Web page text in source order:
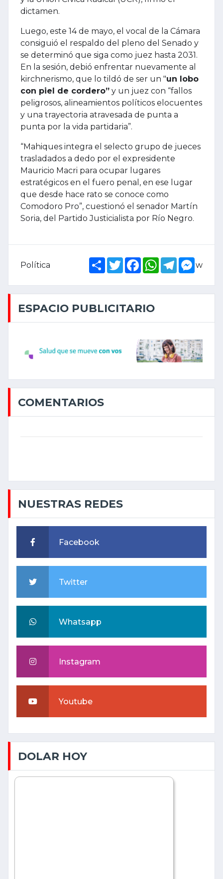
dictamen.
Luego, este 14 de mayo, el vocal de la Cámara
consiguió el respaldo del pleno del Senado y
se determinó que siga como juez hasta 2031.
En la sesión, debió enfrentar nuevamente al
kirchnerismo, que lo tildó de ser un "un lobo
con piel de cordero” y un juez con “fallos
peligrosos, alineamientos políticos elocuentes
y una trayectoria atravesada de punta a
punta por la vida partidaria”.
“Mahiques integra el selecto grupo de jueces
trasladados a dedo por el expresidente
Mauricio Macri para ocupar lugares
estratégicos en el fuero penal, en ese lugar
que desde hace rato se conoce como
Comodoro Pro”, cuestionó el senador Martín
Soria, del Partido Justicialista por Río Negro.
Política ShareTwitterFacebookWhatsApp
Telegram
w
ESPACIO PUBLICITARIO
COMENTARIOS
NUESTRAS REDES
Facebook
Twitter
Whatsapp
Instagram
Youtube
DOLAR HOY